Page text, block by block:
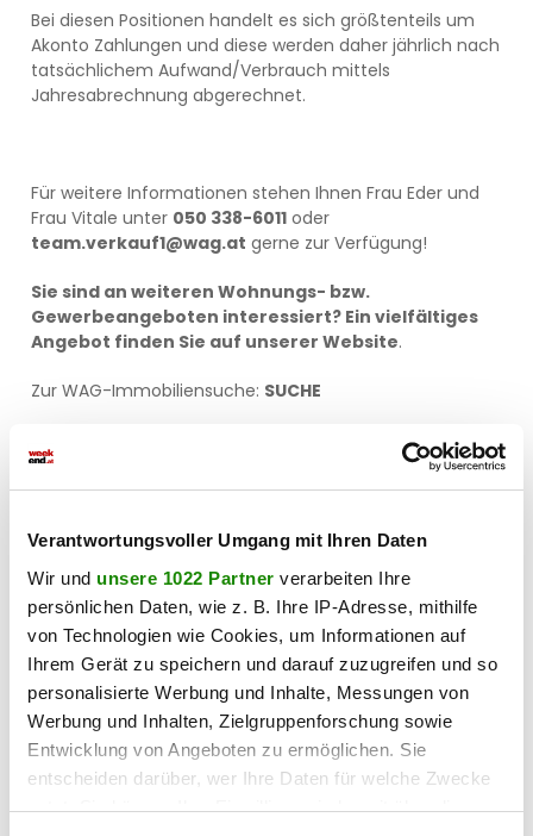
Verantwortungsvoller Umgang mit Ihren Daten
Wir und unsere 1022 Partner verarbeiten Ihre
persönlichen Daten, wie z. B. Ihre IP-Adresse, mithilfe
von Technologien wie Cookies, um Informationen auf
Ihrem Gerät zu speichern und darauf zuzugreifen und so
personalisierte Werbung und Inhalte, Messungen von
Werbung und Inhalten, Zielgruppenforschung sowie
Entwicklung von Angeboten zu ermöglichen. Sie
entscheiden darüber, wer Ihre Daten für welche Zwecke
nutzt. Sie können Ihre Einwilligung jederzeit über die
Bei diesen Positionen handelt es sich größtenteils um
Akonto Zahlungen und diese werden daher jährlich nach
tatsächlichem Aufwand/Verbrauch mittels
Jahresabrechnung abgerechnet.
Für weitere Informationen stehen Ihnen Frau Eder und
Frau Vitale unter 050 338-6011oder
team.verkauf1@wag.at gerne zur Verfügung!
Sie sind an weiteren Wohnungs- bzw.
Gewerbeangeboten interessiert? Ein vielfältiges
Angebot finden Sie auf unserer Website.
Zur WAG-Immobiliensuche: SUCHE
Wohnungsanmeldung:
Wohnungsanmeldung
Angebot, rufen Sie uns einfach an! Und das natürlich
Angaben sind ohne Gewähr auf Richtigkeit und
Vollständigkeit. Druckfehler vorbehalten.
Pläne